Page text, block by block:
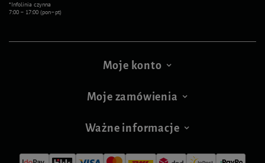
*Infolinia czynna
7:00 – 17:00 (pon–pt)
Moje konto
Moje zamówienia
Ważne informacje